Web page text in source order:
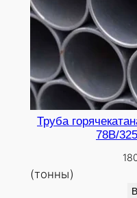
Труба
78В/
(тонны)